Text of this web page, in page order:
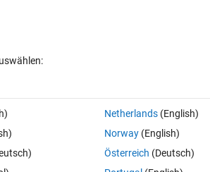
0
Netherlands(English)
Norway(English)
Österreich (Deutsch)